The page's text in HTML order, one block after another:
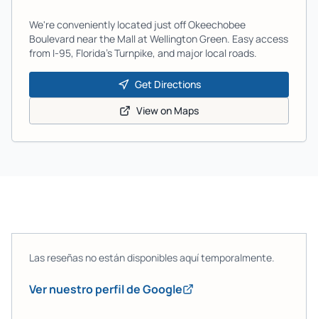
We're conveniently located just off Okeechobee
Boulevard near the Mall at Wellington Green. Easy access
from I-95, Florida's Turnpike, and major local roads.
Get Directions
View on Maps
Las reseñas no están disponibles aquí temporalmente.
Ver nuestro perfil de Google